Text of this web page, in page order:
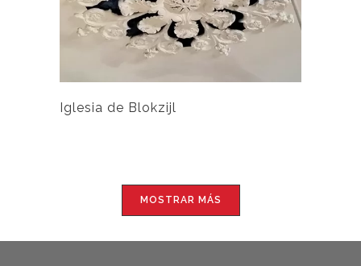
Iglesia de Blokzijl
MOSTRAR MÁS